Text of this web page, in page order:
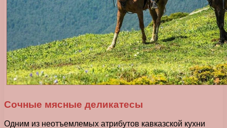
Сочные мясные деликатесы
Одним из неотъемлемых атрибутов кавказской кухни